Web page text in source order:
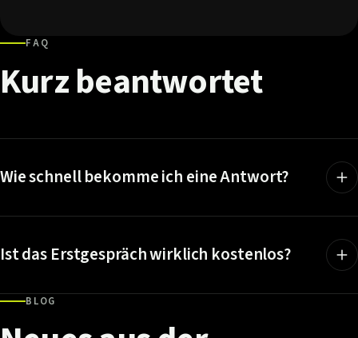
FAQ
Kurzbeantwortet
Wie schnell bekomme ich eine Antwort?
Ist das Erstgespräch wirklich kostenlos?
BLOG